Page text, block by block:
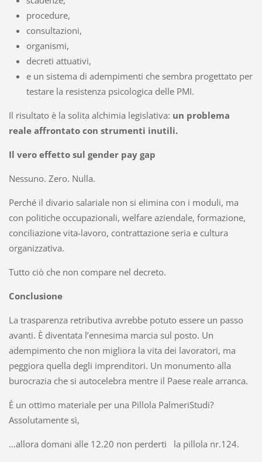
procedure,
consultazioni,
organismi,
decreti attuativi,
e un sistema di adempimenti che sembra progettato per
testare la resistenza psicologica delle PMI.
Il risultato è la solita alchimia legislativa: un problema
reale affrontato con strumenti inutili.
Il vero effetto sul gender pay gap
Nessuno. Zero. Nulla.
Perché il divario salariale non si elimina con i moduli, ma
con politiche occupazionali, welfare aziendale, formazione,
conciliazione vita-lavoro, contrattazione seria e cultura
organizzativa.
Tutto ciò che non compare nel decreto.
Conclusione
La trasparenza retributiva avrebbe potuto essere un passo
avanti. È diventata l’ennesima marcia sul posto. Un
adempimento che non migliora la vita dei lavoratori, ma
peggiora quella degli imprenditori. Un monumento alla
burocrazia che si autocelebra mentre il Paese reale arranca.
È un ottimo materiale per una Pillola PalmeriStudi?
Assolutamente sì,
…allora domani alle 12.20 non perderti la pillola nr.124.